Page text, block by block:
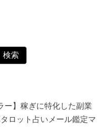
検索
ー】稼ぎに特化した副業
ロット占いメール鑑定マ